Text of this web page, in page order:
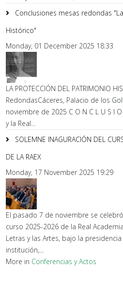
Conclusiones mesas redondas
Histórico"
Monday, 01 December 2025 18:33
LA PROTECCIÓN DEL PATRIMONIO
RedondasCáceres, Palacio de los
noviembre de 2025 C O N C L U S I
y la Real...
SOLEMNE INAGURACIÓN DEL
DE LA RAEX
Monday, 17 November 2025 19:29
El pasado 7 de noviembre se
curso 2025-2026 de la Real
Letras y las Artes, bajo la
institución,...
More in Conferencias y Actos